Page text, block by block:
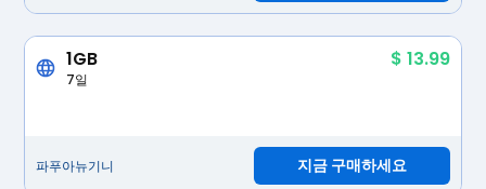
1GB $ 13.99
7일
파푸아뉴기니 지금 구매하세요